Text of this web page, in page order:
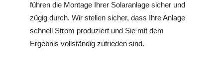
führen die Montage Ihrer Solaranlage sicher und
zügig durch. Wir stellen sicher, dass Ihre Anlage
schnell Strom produziert und Sie mit dem
Ergebnis vollständig zufrieden sind.